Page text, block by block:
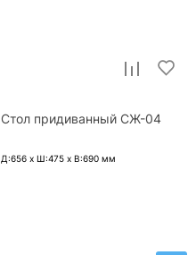
Стол придиванный СЖ-04
Д:656 x Ш:475 x В:690 мм